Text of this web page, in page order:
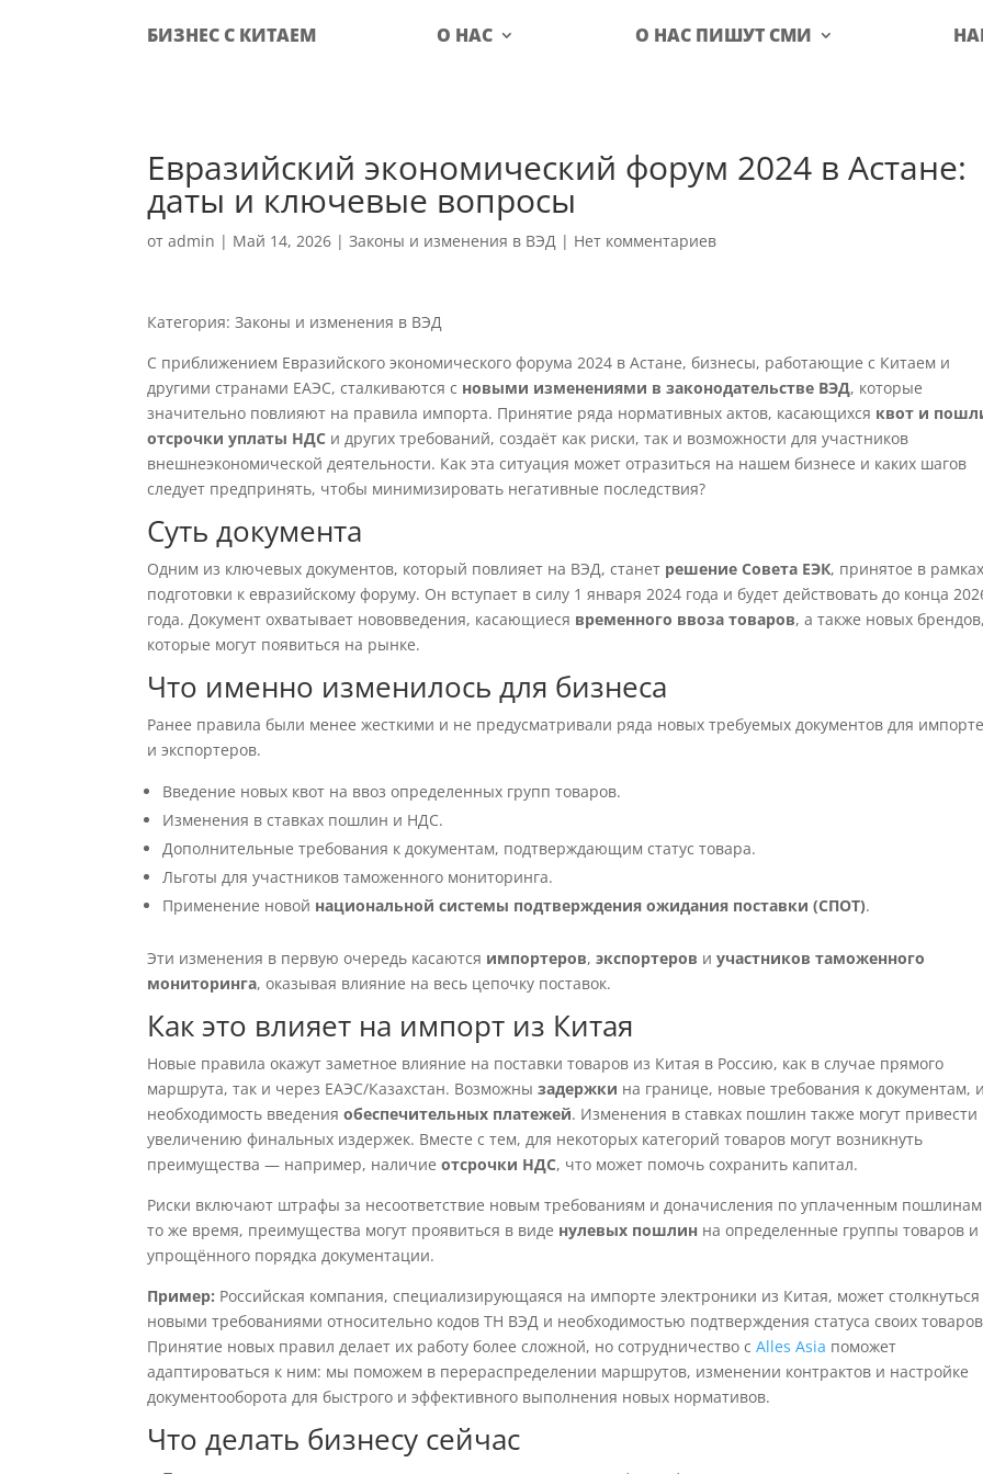
БИЗНЕС С КИТАЕМ О НАС О НАС ПИШУТ СМИ
Евразийский экономический форум 2024 в Астане:
даты и ключевые вопросы
отadmin | Май 14, 2026 |Законы и изменения в ВЭД | Нет комментариев
Категория: Законы и изменения в ВЭД
С приближением Евразийского экономического форума 2024 в Астане, бизнесы, работающие с Китаем и
другими странами ЕАЭС, сталкиваются с новыми изменениями в законодательстве ВЭД, которые
значительно повлияют на правила импорта. Принятие ряда нормативных актов, касающихся квот и
отсрочки уплаты НДС и других требований, создаёт как риски, так и возможности для участников
внешнеэкономической деятельности. Как эта ситуация может отразиться на нашем бизнесе и каких шагов
следует предпринять, чтобы минимизировать негативные последствия?
Суть документа
Одним из ключевых документов, который повлияет на ВЭД, станет решение Совета ЕЭК, принятое в рамках
подготовки к евразийскому форуму. Он вступает в силу 1 января 2024 года и будет действовать до конца
года. Документ охватывает нововведения, касающиеся временного ввоза товаров, а также новых брендов,
которые могут появиться на рынке.
Что именно изменилось для бизнеса
Ранее правила были менее жесткими и не предусматривали ряда новых требуемых документов для
и экспортеров.
Введение новых квот на ввоз определенных групп товаров.
Изменения в ставках пошлин и НДС.
Дополнительные требования к документам, подтверждающим статус товара.
Льготы для участников таможенного мониторинга.
Применение новой национальной системы подтверждения ожидания поставки (СПОТ).
Эти изменения в первую очередь касаются импортеров,экспортеров иучастников таможенного
мониторинга, оказывая влияние на весь цепочку поставок.
Как это влияет на импорт из Китая
Новые правила окажут заметное влияние на поставки товаров из Китая в Россию, как в случае прямого
маршрута, так и через ЕАЭС/Казахстан. Возможнызадержки на границе, новые требования к документам, и
необходимость введенияобеспечительных платежей. Изменения в ставках пошлин также могут привести
увеличению финальных издержек. Вместе с тем, для некоторых категорий товаров могут возникнуть
преимущества — например, наличиеотсрочки НДС, что может помочь сохранить капитал.
Риски включают штрафы за несоответствие новым требованиям и доначисления по уплаченным
то же время, преимущества могут проявиться в виде нулевых пошлин на определенные группы товаров и
упрощённого порядка документации.
Пример: Российская компания, специализирующаяся на импорте электроники из Китая, может столкнуться
новыми требованиями относительно кодов ТН ВЭД и необходимостью подтверждения статуса своих
Принятие новых правил делает их работу более сложной, но сотрудничество сAlles Asia поможет
адаптироваться к ним: мы поможем в перераспределении маршрутов, изменении контрактов и настройке
документооборота для быстрого и эффективного выполнения новых нормативов.
Что делать бизнесу сейчас